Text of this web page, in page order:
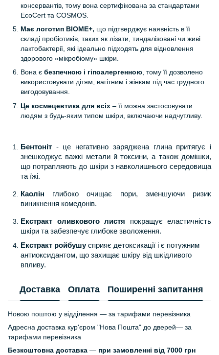
консервантів, тому вона сертифікована за стандартами
EcoCert та COSMOS.
Має логотип BIOME+, що підтверджує наявність в її
складі пробіотиків, таких як лізати, тиндалізовані чи живі
лактобактерії, які ідеально підходять для відновлення
здорового «мікробіому» шкіри.
Вона є безпечною і гіпоалергенною, тому її дозволено
використовувати дітям, вагітним і жінкам під час грудного
вигодовування.
Це космецевтика для всіх – її можна застосовувати
людям з будь-яким типом шкіри, включаючи надчутливу.
Бентоніт - це негативно заряджена глина притягує і
знешкоджує важкі метали й токсини, а також домішки,
що потрапляють до шкіри з навколишнього середовища
та їжі.
Каолін глибоко очищає пори, зменшуючи ризик
виникнення комедонів.
Екстракт оливкового листя покращує еластичність
шкіри та забезпечує глибоке зволоження.
Екстракт ройбушусприяє детоксикації і є потужним
антиоксидантом, що захищає шкіру від шкідливого
впливу.
Доставка Оплата Поширенні запитання
Новою поштою у відділення — за тарифами перевізника
Адресна доставка кур'єром "Нова Пошта" до дверей— за
тарифами перевізника
Безкоштовна доставка — при замовленні від 7000 грн